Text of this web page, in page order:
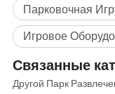
Наши
Парковочная
Игровое
Связанные
Другой Парк